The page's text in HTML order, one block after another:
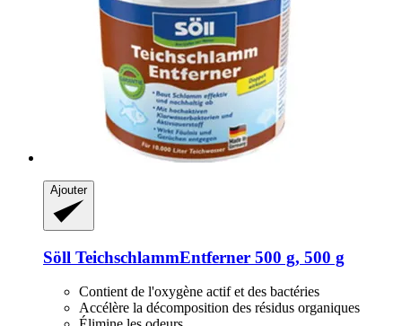
Ajouter
Söll TeichschlammEntferner 500 g, 500 g
Contient de l'oxygène actif et des bactéries
Accélère la décomposition des résidus organiques